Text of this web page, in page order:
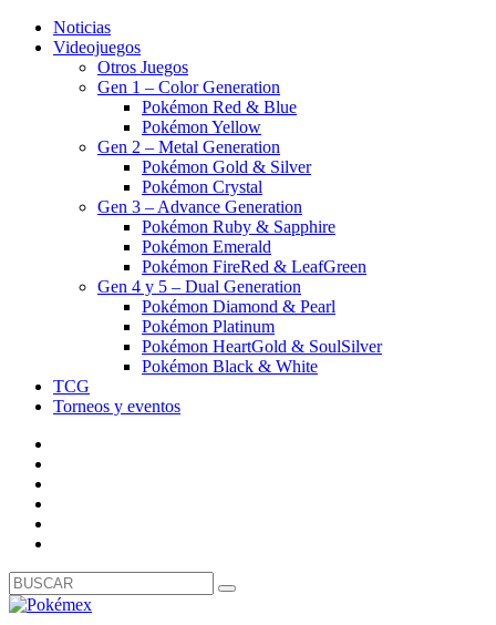
Noticias
Videojuegos
Otros Juegos
Gen 1 – Color Generation
Pokémon Red & Blue
Pokémon Yellow
Gen 2 – Metal Generation
Pokémon Gold & Silver
Pokémon Crystal
Gen 3 – Advance Generation
Pokémon Ruby & Sapphire
Pokémon Emerald
Pokémon FireRed & LeafGreen
Gen 4 y 5 – Dual Generation
Pokémon Diamond & Pearl
Pokémon Platinum
Pokémon HeartGold & SoulSilver
Pokémon Black & White
TCG
Torneos y eventos